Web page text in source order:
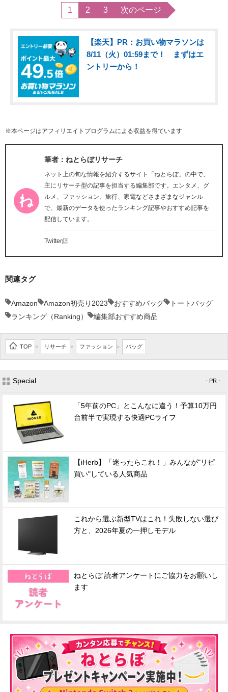
1 2 3 次のページ
【楽天】PR：お買い物マラソンは
8/11（火）01:59まで！ まずはエ
ントリーから！
※本ページはアフィリエイトプログラムによる収益を得ています
筆者：ねとらぼリサーチ
ネット上の旬な情報を紹介するサイト「ねとらぼ」の中で、
主にリサーチ型の記事を担当する編集部です。エンタメ、グ
ルメ、ファッション、旅行、家電などさまざまなジャンル
で、最新のデータを使ったランキング記事やおすすめ記事を
配信しています。
Twitter
関連タグ
Amazon Amazon初売り2023 おすすめバッグ
トートバッグ
ランキング（Ranking）
編集部おすすめ商品
TOP > リサーチ > ファッション > バッグ
Special - PR -
「5年前のPC」とこんなに違う！予算10万円
台前半で実現する快適PCライフ
【iHerb】「迷ったらこれ！」みんなが"リピ
買い"している人気商品
これから選ぶ新型TVはこれ！失敗しない選び
方と、2026年夏の一押しモデル
ねとらぼ 読者アンケートにご協力をお願いし
ます